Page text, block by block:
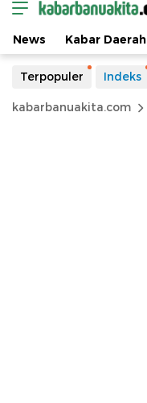
News Kabar Daerah
Terpopuler Indeks
kabarbanuakita.com